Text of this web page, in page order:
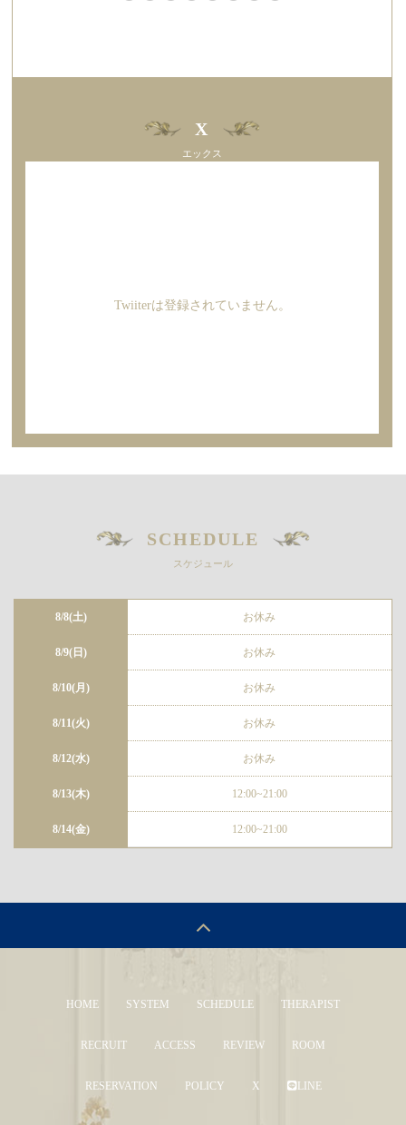
X
エックス
Twiiterは登録されていません。
SCHEDULE
スケジュール
8/8(土)
8/9(日)
8/10(月)
8/11(火)
8/12(水)
8/13(木)
8/14(金)
お休み
お休み
お休み
お休み
お休み
12:00~21:00
12:00~21:00
HOME SYSTEM SCHEDULE THERAPIST
RECRUIT ACCESS REVIEW ROOM
RESERVATION POLICY X LINE